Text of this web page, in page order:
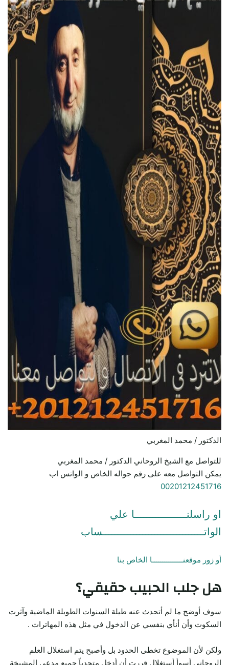
الدكتور / محمد المغربي
للتواصل مع الشيخ الروحاني الدكتور / محمد المغربي
يمكن التواصل معه على رقم جواله الخاص و الواتس اب
00201212451716
او راسلنـــــــــــــــــا علي
الواتـــــــــــــــــــــــــــــــــساب
أو زور موقعنـــــــــــــــا الخاص بنا
هل جلب الحبيب حقيقي؟
سوف أوضح ما لم أتحدث عنه طيلة السنوات الطويلة الماضية وآثرت
السكوت وأن أنأي بنفسي عن الدخول في مثل هذه المهاترات .
ولكن لأن الموضوع تخطى الحدود بل وأصبح يتم استغلال العلم
الروحاني أسوأ أستغلال قررت أن أدخل متحدياً جميع مدعي المشيخة